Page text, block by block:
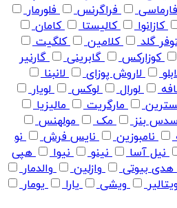
فارماسی فراگرنس
فلورمار
کازانوا کالیستا
کامان
گلد کلامین
کلگیت
کوزارکس گابرینی
گارنیر
لاروش پوزای
لانبنا
لورال لوکس
لویار
مارگریت
مالیزیا
بنز مک
مولهنس
نامبوزین نایس فرش
نو
نیل آسا نینو نیوا
هپی
هدی بیوتی وازلین
والدمار
ویتالیر ویشی یارا
یومار